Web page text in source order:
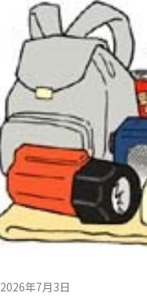
2026年7月3日